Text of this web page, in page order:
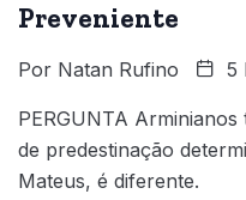
Preveniente
Por Natan Rufino 5
PERGUNTA
de predestinação
Mateus, é diferente.